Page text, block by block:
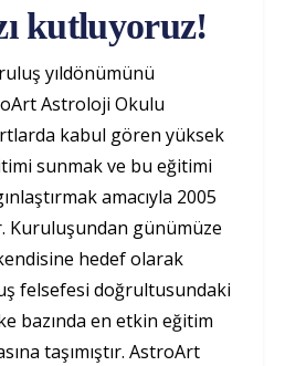
kutluyoruz!
yıldönümünü
Astroloji Okulu
kabul gören yüksek
sunmak ve bu eğitimi
amacıyla 2005
Kuruluşundan günümüze
hedef olarak
felsefesi doğrultusundaki
bazında en etkin eğitim
taşımıştır. AstroArt